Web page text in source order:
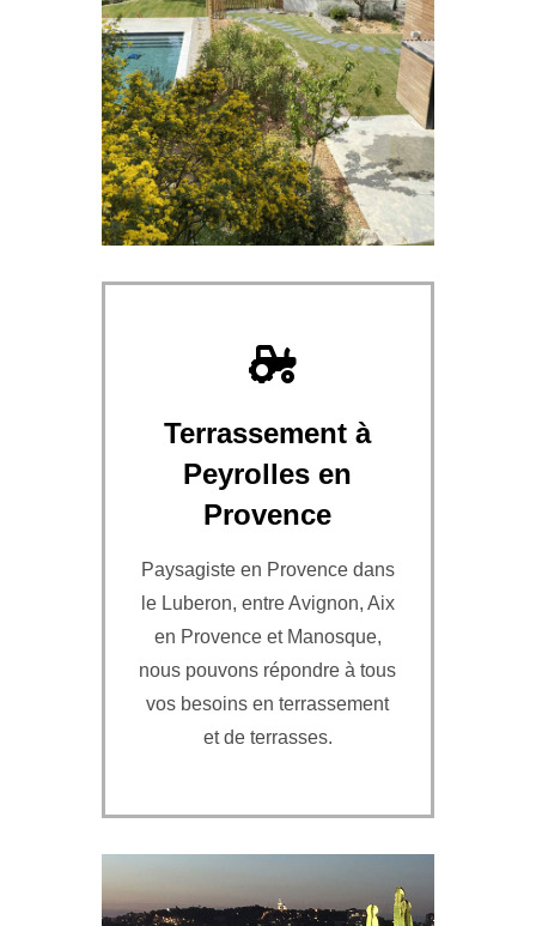
Terrassement à
Peyrolles en
Provence
Paysagiste en Provence dans
le Luberon, entre Avignon, Aix
en Provence et Manosque,
nous pouvons répondre à tous
vos besoins en terrassement
et de terrasses.